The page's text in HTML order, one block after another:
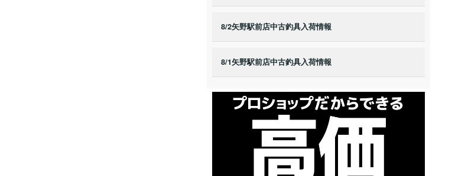
8/2矢野駅前店中古釣具入荷情報
8/1矢野駅前店中古釣具入荷情報